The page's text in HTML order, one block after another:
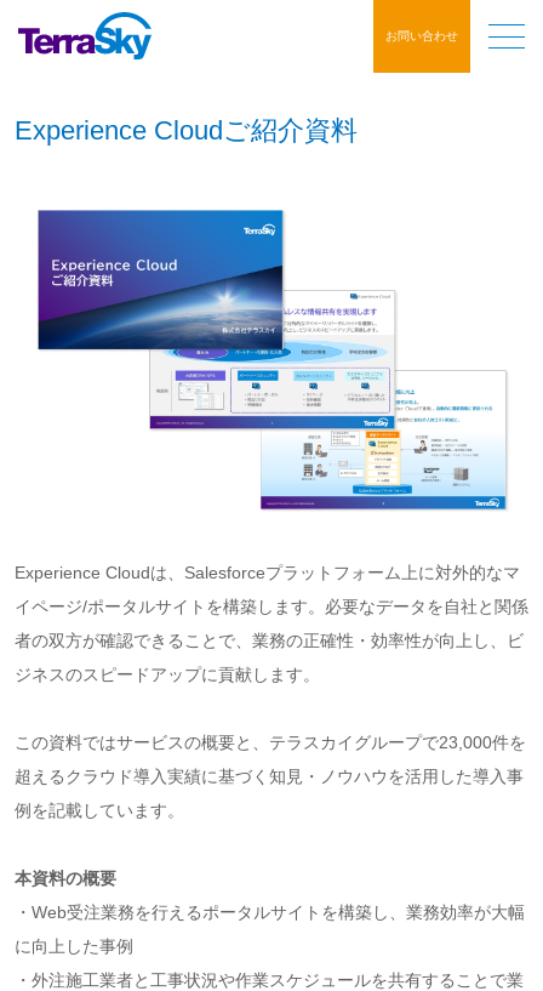
お問い合わせ
Experience Cloudご紹介資料
Experience Cloudは、Salesforceプラットフォーム上に対外的なマ
イページ/ポータルサイトを構築します。必要なデータを自社と関係
者の双方が確認できることで、業務の正確性・効率性が向上し、ビ
ジネスのスピードアップに貢献します。
この資料ではサービスの概要と、テラスカイグループで23,000件を
超えるクラウド導入実績に基づく知見・ノウハウを活用した導入事
例を記載しています。
本資料の概要
・Web受注業務を行えるポータルサイトを構築し、業務効率が大幅
に向上した事例
・外注施工業者と工事状況や作業スケジュールを共有することで業